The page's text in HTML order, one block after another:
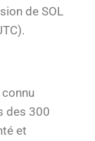
de SOL
des 300
et